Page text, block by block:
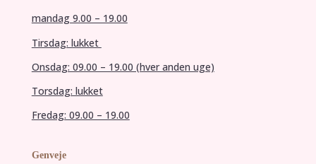
mandag 9.00 – 19.00
Tirsdag: lukket
Onsdag: 09.00 – 19.00 (hver anden uge)
Torsdag: lukket
Fredag: 09.00 – 19.00
Genveje